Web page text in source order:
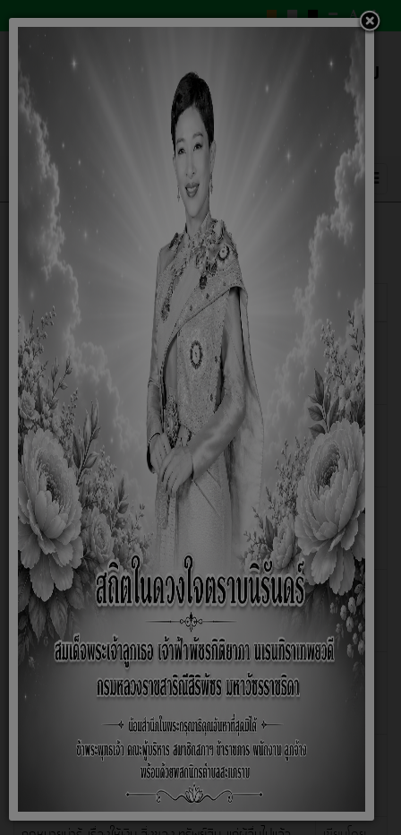
แสดง
ชื่อ
ผู้เขียน
กฏหมายน่ารู้ เรื่องแผ่นป้ายทะเบียนรถ ลอก ตัวหนังสือซีด
จาง มองไม่เห็นตัวเลข นำออกไปขับขี่ ผิดกฎหมายหรือไม่?
เขียนโดย
Super
User
กฏหมายน่ารู้ เรื่องเหตุสุดวิสัย คือ ?
เขียนโดย
Super
User
กฏหมายน่ารู้ เรื่องเกิดอุบัติเหตุแล้วเปลี่ยนคนคนขับ หนี เป่า
เมา โทษหนักกว่าที่คิด
เขียนโดย
Super
User
กฏหมายน่ารู้ เรื่องเข้าใจการดำเนินคดีอาญาเบื้องต้นง่ายๆ
ใน 1 นาที
เขียนโดย
Super
User
กฏหมายน่ารู้ เรื่องซื้อรถต้องรู้ สัญญาเช่าซื่อรถยนต์และ
จักรยานยนต์
เขียนโดย
กฏหมายน่ารู้ เรื่องใช้มือถือขณะขับรถฝ่าฝืนถูกปรับ